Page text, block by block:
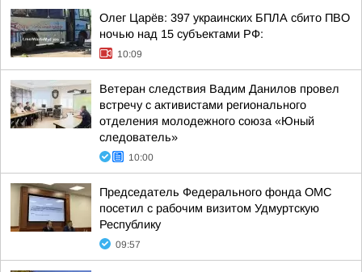
Олег Царёв: 397 украинских БПЛА сбито ПВО
ночью над 15 субъектами РФ:
10:09
Ветеран следствия Вадим Данилов провел
встречу с активистами регионального
отделения молодежного союза «Юный
следователь»
10:00
Председатель Федерального фонда ОМС
посетил с рабочим визитом Удмуртскую
Республику
09:57